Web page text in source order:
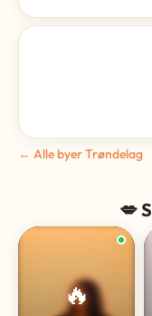
← Alle byer Trøndelag
💋
🔥